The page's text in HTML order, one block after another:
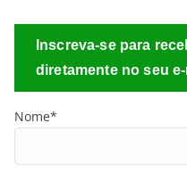
Inscreva-se para
diretamente no seu e-
Nome*